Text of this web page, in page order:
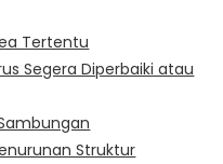
Tertentu
Segera Diperbaiki atau
Struktur